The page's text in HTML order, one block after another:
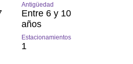
Antigüedad
Entre 6 y 10
años
Estacionamientos
1